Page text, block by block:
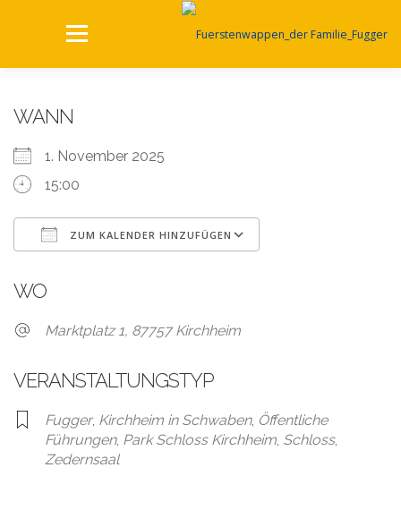
Menü
LOCATION EVENTS
NACHHALTIG WIRTSCHAFTEN
STELLENANGEBOTE
WANN
1. November 2025
15:00
ZUM KALENDER HINZUFÜGEN
WO
Marktplatz 1, 87757 Kirchheim
VERANSTALTUNGSTYP
Fugger, Kirchheim in Schwaben, Öffentliche
Führungen, Park Schloss Kirchheim, Schloss,
Zedernsaal